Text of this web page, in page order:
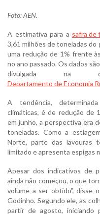
Foto: AEN.
A estimativa para a safra de
3,61 milhões de toneladas
uma redução de 1% frente
no ano passado. Os dados
divulgada na
Departamento de Economia
A tendência,
climáticas, é de redução de
em junho, a perspectiva era
toneladas. Como a
Norte, parte das lavouras
limitado e apresenta espigas
Apesar dos indicativos de
ainda não começou, o que
volume a ser obtido”, disse
Godinho. Segundo ele, as
partir de agosto, iniciando